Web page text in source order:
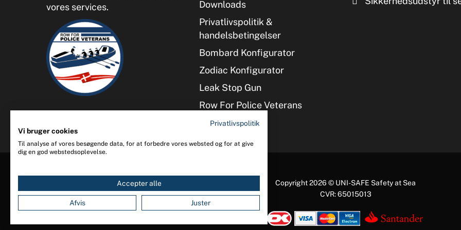
vores services.
Downloads
Privatlivspolitik &
handelsbetingelser
Bombard Konfigurator
Zodiac Konfigurator
Leak Stop Gun
Row For Police Veterans
Copyright 2026 © UNI-SAFE Safety at Sea
CVR: 65015013
Privatlivspolitik
Vi bruger cookies
Til analyse af vores besøgende data, for at forbedre vores websted og for at give
dig en god webstedsoplevelse.
Accepter alle
Afvis Juster